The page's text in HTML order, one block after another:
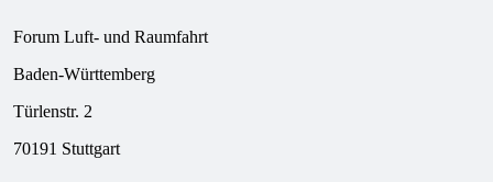
Forum Luft- und Raumfahrt
Baden-Württemberg
Türlenstr. 2
70191 Stuttgart